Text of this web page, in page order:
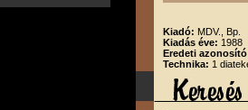
Kiadó: MDV., Bp.
Kiadás éve: 1988
Eredeti
Technika: 1